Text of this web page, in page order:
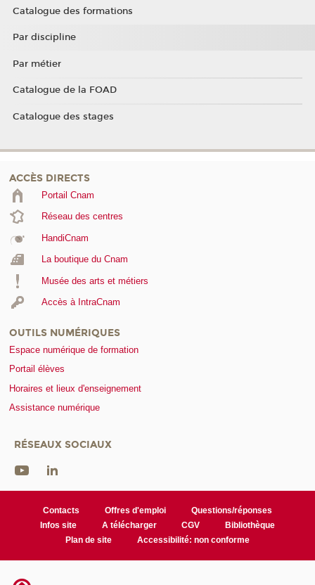
Catalogue des formations
Par discipline
Par métier
Catalogue de la FOAD
Catalogue des stages
ACCÈS DIRECTS
Portail Cnam
Réseau des centres
HandiCnam
La boutique du Cnam
Musée des arts et métiers
Accès à IntraCnam
OUTILS NUMÉRIQUES
Espace numérique de formation
Portail élèves
Horaires et lieux d'enseignement
Assistance numérique
RÉSEAUX SOCIAUX
Contacts Offres d'emploi
Questions/réponses
Infos site
A télécharger CGV
Bibliothèque
Plan de site
Accessibilité: non conforme